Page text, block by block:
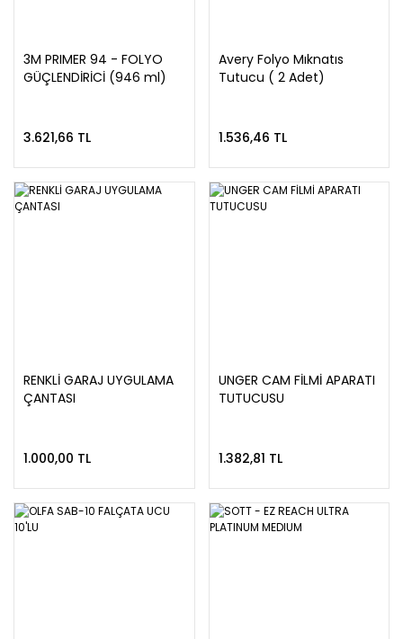
3M PRIMER 94 - FOLYO
GÜÇLENDİRİCİ (946 ml)
3.621,66 TL
Avery Folyo Mıknatıs
Tutucu ( 2 Adet)
1.536,46 TL
RENKLİ GARAJ UYGULAMA
ÇANTASI
1.000,00 TL
UNGER CAM FİLMİ APARATI
TUTUCUSU
1.382,81 TL